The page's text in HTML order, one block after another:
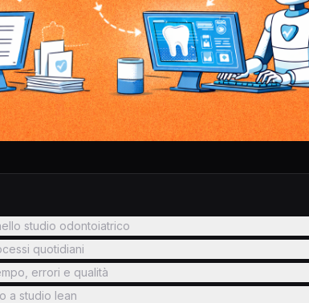
studio odontoiatrico
quotidiani
errori e qualità
a studio lean